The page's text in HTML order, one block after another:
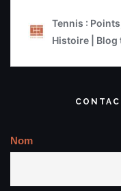
Nom